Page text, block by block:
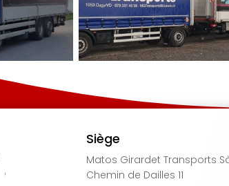
Siège
Matos Girardet Transports
Chemin de Dailles 11